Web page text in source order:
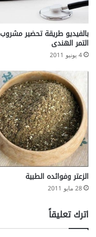
بالفيديو طريقة تحضير مشروب
التمر الهندى
4 يونيو 2011
الزعتر وفوائده الطبية
28 مايو 2011
اترك تعليقاً